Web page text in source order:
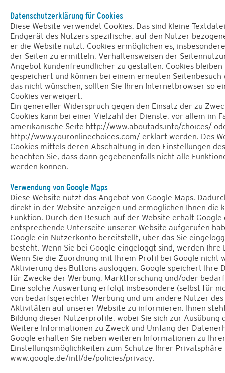
Datenschutzerklärung für Cookies
Diese Website verwendet Cookies. Das sind kleine
Endgerät des Nutzers spezifische, auf den Nutzer
er die Website nutzt. Cookies ermöglichen es,
der Seiten zu ermitteln, Verhaltensweisen der
Angebot kundenfreundlicher zu gestalten. Cookies
gespeichert und können bei einem erneuten
das nicht wünschen, sollten Sie Ihren Internetbrowser so
Cookies verweigert.
Ein genereller Widerspruch gegen den Einsatz der zu
Cookies kann bei einer Vielzahl der Dienste, vor allem im
amerikanische Seite http://www.aboutads.info/choices/
http://www.youronlinechoices.com/ erklärt werden. Des
Cookies mittels deren Abschaltung in den Einstellungen
beachten Sie, dass dann gegebenenfalls nicht alle
werden können.
Verwendung von Google Maps
Diese Website nutzt das Angebot von Google Maps.
direkt in der Website anzeigen und ermöglichen Ihnen
Funktion. Durch den Besuch auf der Website erhält
entsprechende Unterseite unserer Website aufgerufen
Google ein Nutzerkonto bereitstellt, über das Sie
besteht. Wenn Sie bei Google eingeloggt sind, werden
Wenn Sie die Zuordnung mit Ihrem Profil bei Google nicht
Aktivierung des Buttons ausloggen. Google speichert Ihre
für Zwecke der Werbung, Marktforschung und/oder
Eine solche Auswertung erfolgt insbesondere (selbst für
von bedarfsgerechter Werbung und um andere Nutzer
Aktivitäten auf unserer Website zu informieren. Ihnen
Bildung dieser Nutzerprofile, wobei Sie sich zur Ausübung
Weitere Informationen zu Zweck und Umfang der
Google erhalten Sie neben weiteren Informationen zu
Einstellungsmöglichkeiten zum Schutze Ihrer
www.google.de/intl/de/policies/privacy.